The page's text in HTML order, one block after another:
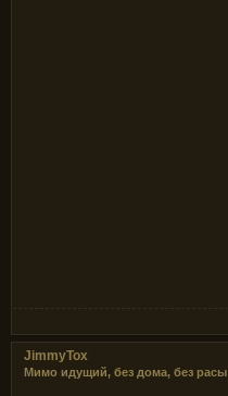
JimmyTox
Мимо идущий, без дома, без расы